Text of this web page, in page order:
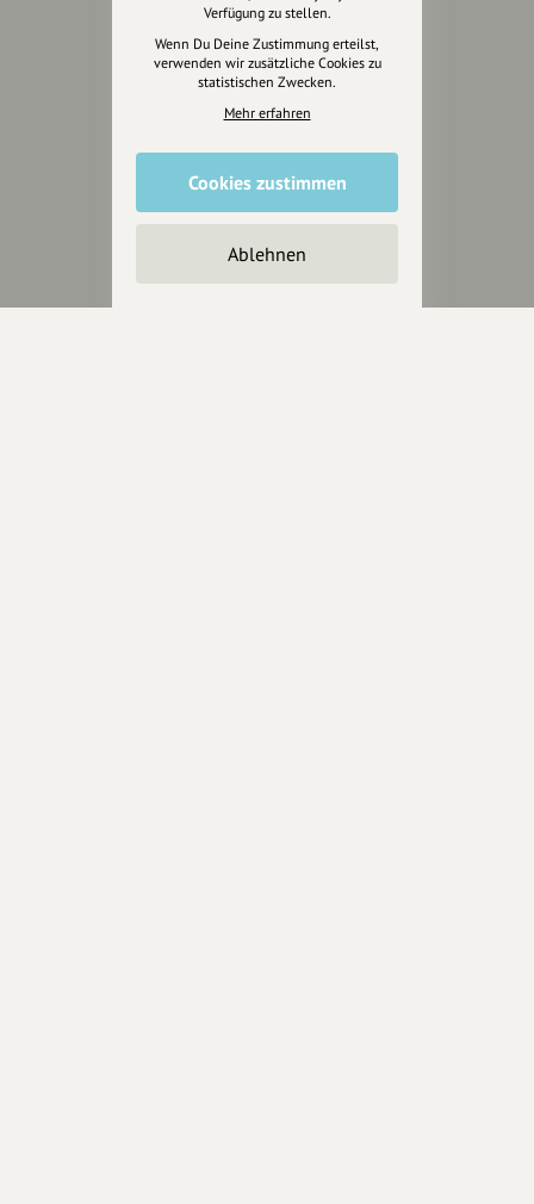
Fotografie & mehr
Marketing
Design & Branding
Anakin Design
Unterstütze
unsere Plattform
Verfügung zu stellen.
Wenn Du Deine Zustimmung erteilst,
verwenden wir zusätzliche Cookies zu
statistischen Zwecken.
Mehr erfahren
Cookies zustimmen
Ablehnen